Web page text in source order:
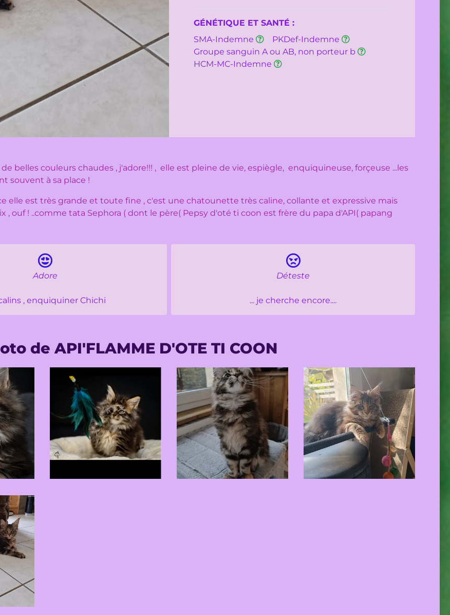
GÉNÉTIQUE ET SANTÉ :
SMA-Indemne
PKDef-Indemne
Groupe sanguin A ou AB, non porteur b
HCM-MC-Indemne
belles couleurs chaudes , j'adore!!! , elle est pleine de vie, espiègle, enquiquineuse, forçeuse ...les
souvent à sa place !
elle est très grande et toute fine , c'est une chatounette très caline, collante et expressive mais
, ouf ! ..comme tata Sephora ( dont le père( Pepsy d'oté ti coon est frère du papa d'API( papang
Adore
, enquiquiner Chichi
Déteste
... je cherche encore....
de API'FLAMME D'OTE TI COON